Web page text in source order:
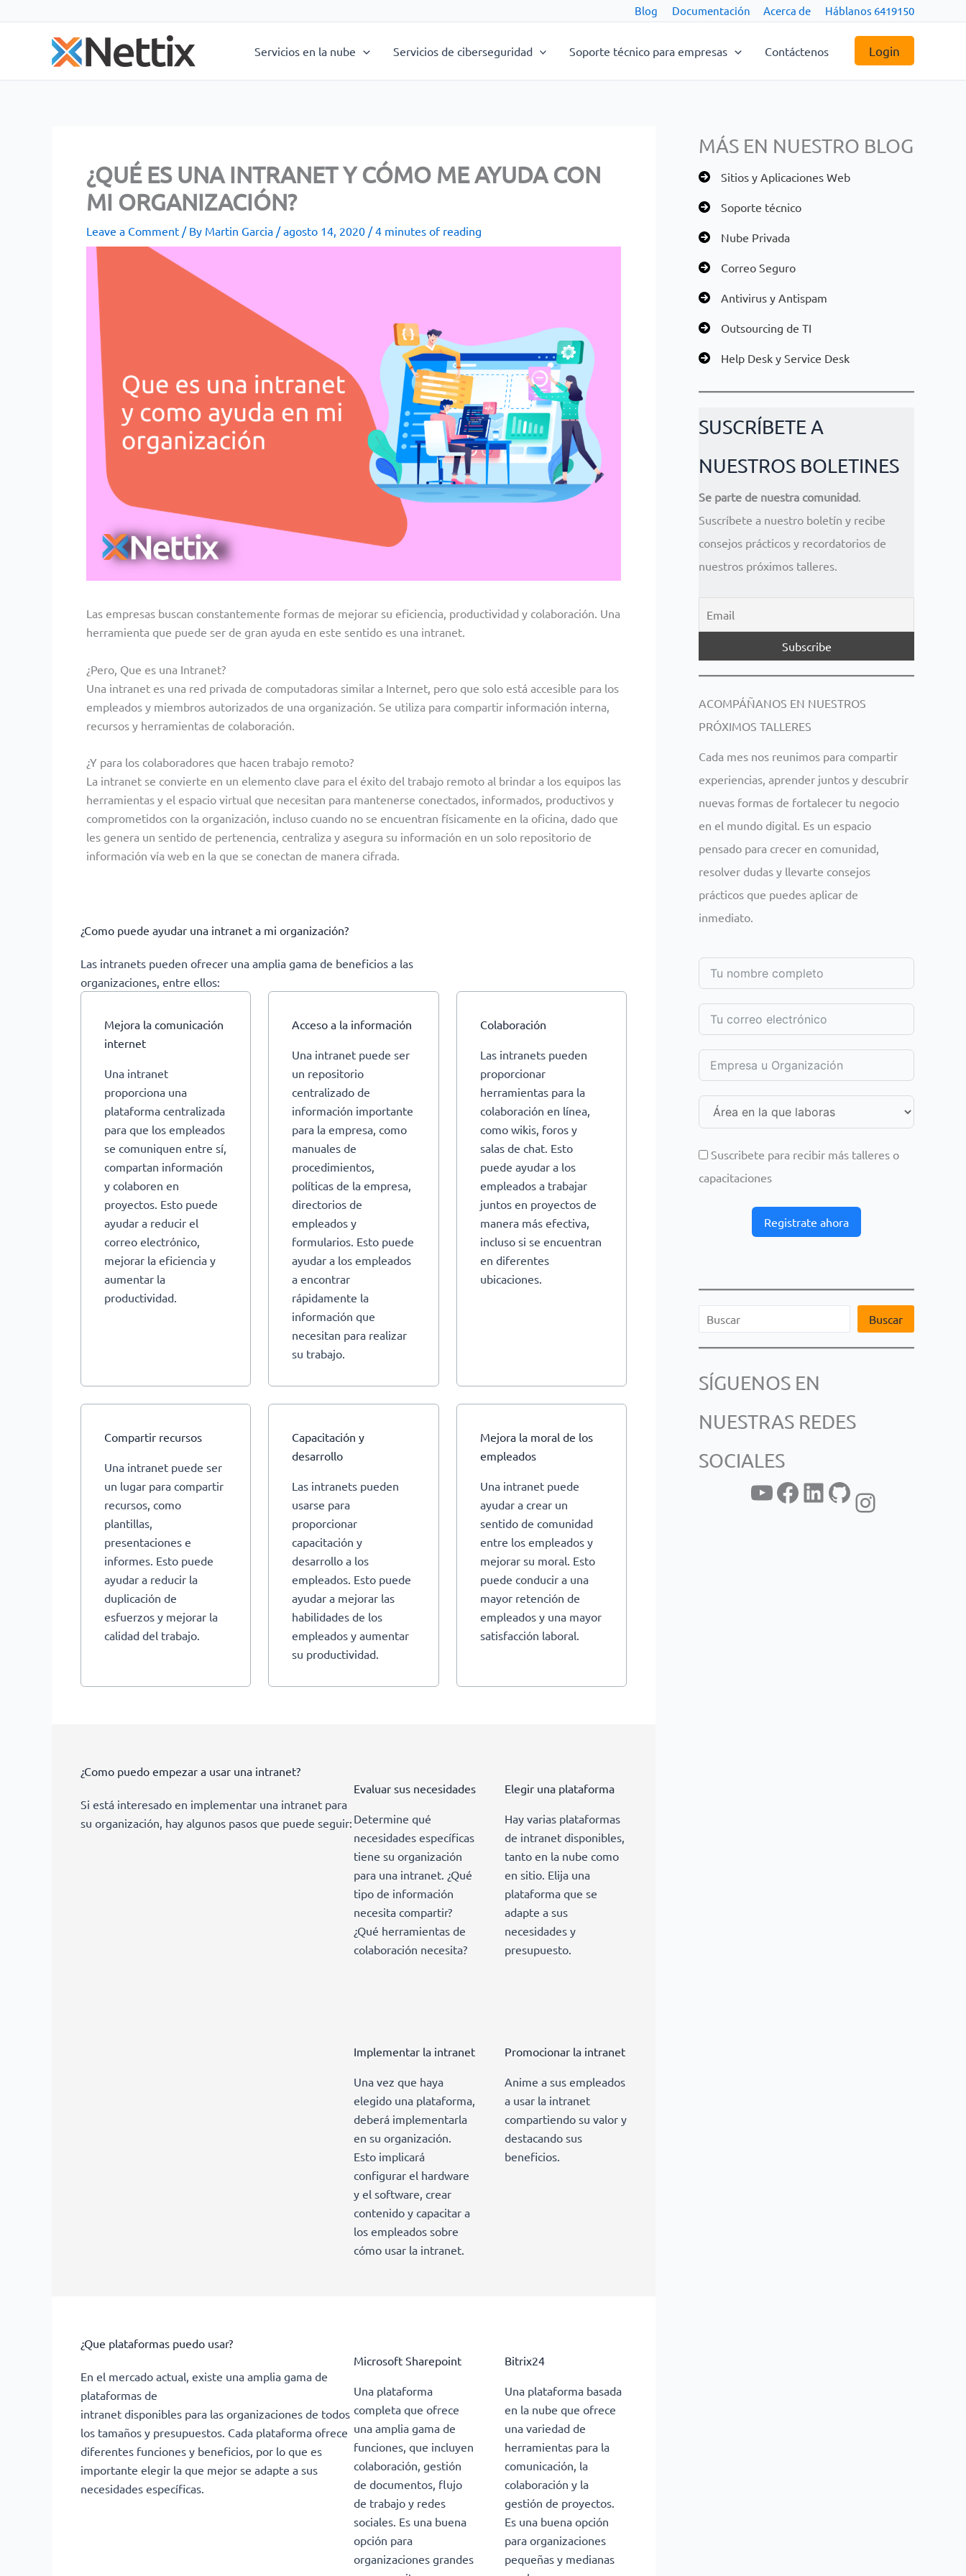
Blog Documentación Acerca de Háblanos 6419150
Servicios en la nube Servicios de ciberseguridad Soporte técnico para empresas Contáctenos Login
¿QUÉ ES UNA INTRANET Y CÓMO ME AYUDA CON
MI ORGANIZACIÓN?
Leave a Comment / By Martin Garcia /agosto 14, 2020 /4 minutes of reading
Las empresas buscan constantemente formas de mejorar su eficiencia, productividad y colaboración. Una
herramienta que puede ser de gran ayuda en este sentido es una intranet.
¿Pero, Que es una Intranet?
Una intranet es una red privada de computadoras similar a Internet, pero que solo está accesible para los
empleados y miembros autorizados de una organización. Se utiliza para compartir información interna,
recursos y herramientas de colaboración.
¿Y para los colaboradores que hacen trabajo remoto?
La intranet se convierte en un elemento clave para el éxito del trabajo remoto al brindar a los equipos las
herramientas y el espacio virtual que necesitan para mantenerse conectados, informados, productivos y
comprometidos con la organización, incluso cuando no se encuentran físicamente en la oficina, dado que
les genera un sentido de pertenencia, centraliza y asegura su información en un solo repositorio de
información vía web en la que se conectan de manera cifrada.
¿Como puede ayudar una intranet a mi organización?
Las intranets pueden ofrecer una amplia gama de beneficios a las
organizaciones, entre ellos:
Mejora la comunicación
internet
Una intranet
proporciona una
plataforma centralizada
para que los empleados
se comuniquen entre sí,
compartan información
y colaboren en
proyectos. Esto puede
ayudar a reducir el
correo electrónico,
mejorar la eficiencia y
aumentar la
productividad.
Acceso a la información
Una intranet puede ser
un repositorio
centralizado de
información importante
para la empresa, como
manuales de
procedimientos,
políticas de la empresa,
directorios de
empleados y
formularios. Esto puede
ayudar a los empleados
a encontrar
rápidamente la
información que
necesitan para realizar
su trabajo.
Colaboración
Las intranets pueden
proporcionar
herramientas para la
colaboración en línea,
como wikis, foros y
salas de chat. Esto
puede ayudar a los
empleados a trabajar
juntos en proyectos de
manera más efectiva,
incluso si se encuentran
en diferentes
ubicaciones.
Compartir recursos
Una intranet puede ser
un lugar para compartir
recursos, como
plantillas,
presentaciones e
informes. Esto puede
ayudar a reducir la
duplicación de
esfuerzos y mejorar la
calidad del trabajo.
Capacitación y
desarrollo
Las intranets pueden
usarse para
proporcionar
capacitación y
desarrollo a los
empleados. Esto puede
ayudar a mejorar las
habilidades de los
empleados y aumentar
su productividad.
Mejora la moral de los
empleados
Una intranet puede
ayudar a crear un
sentido de comunidad
entre los empleados y
mejorar su moral. Esto
puede conducir a una
mayor retención de
empleados y una mayor
satisfacción laboral.
¿Como puedo empezar a usar una intranet?
Si está interesado en implementar una intranet para
su organización, hay algunos pasos que puede seguir:
Evaluar sus necesidades
Determine qué
necesidades específicas
tiene su organización
para una intranet. ¿Qué
tipo de información
necesita compartir?
¿Qué herramientas de
colaboración necesita?
Elegir una plataforma
Hay varias plataformas
de intranet disponibles,
tanto en la nube como
en sitio. Elija una
plataforma que se
adapte a sus
necesidades y
presupuesto.
Implementar la intranet
Una vez que haya
elegido una plataforma,
deberá implementarla
en su organización.
Esto implicará
configurar el hardware
y el software, crear
contenido y capacitar a
los empleados sobre
cómo usar la intranet.
Promocionar la intranet
Anime a sus empleados
a usar la intranet
compartiendo su valor y
destacando sus
beneficios.
¿Que plataformas puedo usar?
En el mercado actual, existe una amplia gama de
plataformas de
intranet disponibles para las organizaciones de todos
los tamaños y presupuestos. Cada plataforma ofrece
diferentes funciones y beneficios, por lo que es
importante elegir la que mejor se adapte a sus
necesidades específicas.
Microsoft Sharepoint
Una plataforma
completa que ofrece
una amplia gama de
funciones, que incluyen
colaboración, gestión
de documentos, flujo
de trabajo y redes
sociales. Es una buena
opción para
organizaciones grandes
Bitrix24
Una plataforma basada
en la nube que ofrece
una variedad de
herramientas para la
comunicación, la
colaboración y la
gestión de proyectos.
Es una buena opción
para organizaciones
pequeñas y medianas
MÁS EN NUESTRO BLOG
Sitios y Aplicaciones Web
Soporte técnico
Nube Privada
Correo Seguro
Antivirus y Antispam
Outsourcing de TI
Help Desk y Service Desk
SUSCRÍBETE A
NUESTROS BOLETINES
Se parte de nuestra comunidad.
Suscríbete a nuestro boletín y recibe
consejos prácticos y recordatorios de
nuestros próximos talleres.
ACOMPÁÑANOS EN NUESTROS
PRÓXIMOS TALLERES
Cada mes nos reunimos para compartir
experiencias, aprender juntos y descubrir
nuevas formas de fortalecer tu negocio
en el mundo digital. Es un espacio
pensado para crecer en comunidad,
resolver dudas y llevarte consejos
prácticos que puedes aplicar de
inmediato.
Suscribete para recibir más talleres o
capacitaciones
Registrate ahora
c
r
Buscar
SÍGUENOS EN
NUESTRAS REDES
SOCIALES
YouTube Facebook LinkedIn GitHub Instagram